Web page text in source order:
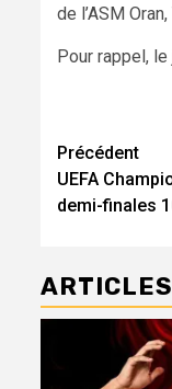
de l’ASM
Pour rappel,
Précédent
UEFA
demi-finales